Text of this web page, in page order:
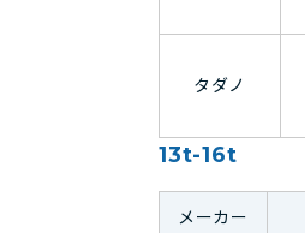
タダノ
13t-16t
メーカー